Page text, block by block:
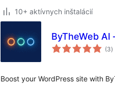
10+ aktívnych inštalácií
ByTheWeb
(3)
Boost your WordPress site with